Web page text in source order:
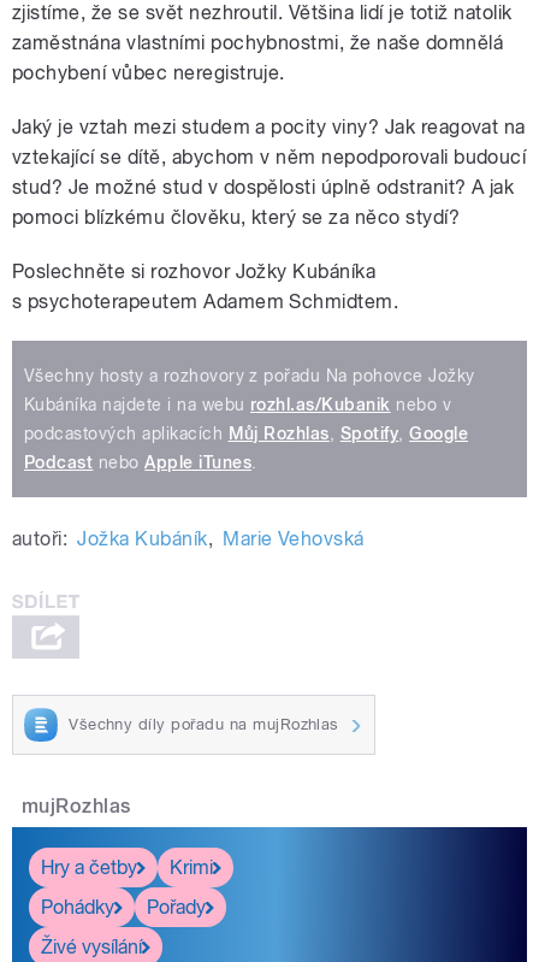
zjistíme, že se svět nezhroutil. Většina lidí je totiž natolik
zaměstnána vlastními pochybnostmi, že naše domnělá
pochybení vůbec neregistruje.
Jaký je vztah mezi studem a pocity viny? Jak reagovat na
vztekající se dítě, abychom v něm nepodporovali budoucí
stud? Je možné stud v dospělosti úplně odstranit? A jak
pomoci blízkému člověku, který se za něco stydí?
Poslechněte si rozhovor Jožky Kubáníka
s psychoterapeutem Adamem Schmidtem.
Všechny hosty a rozhovory z pořadu Na pohovce Jožky
Kubáníka najdete i na webu rozhl.as/Kubanik nebo v
podcastových aplikacích Můj Rozhlas, Spotify,Google
Podcast neboApple iTunes.
autoři: Jožka Kubáník, Marie Vehovská
Všechny díly pořadu na mujRozhlas
mujRozhlas
Hry a četby
Krimi
Pohádky
Pořady
Živé vysílání